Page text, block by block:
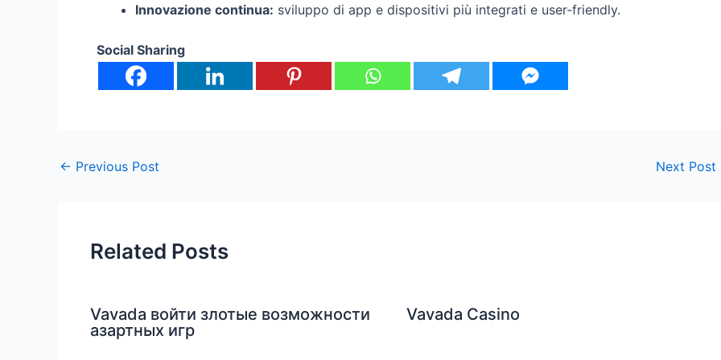
Innovazione continua: sviluppo di app e dispositivi più integrati e user-friendly.
Social Sharing
← Previous Post Next Post
Related Posts
Vavada войти злотые возможности
азартных игр
Vavada Casino